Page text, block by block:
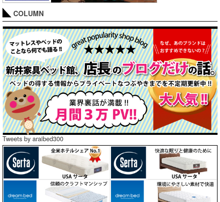
COLUMN
Tweets by araibed300